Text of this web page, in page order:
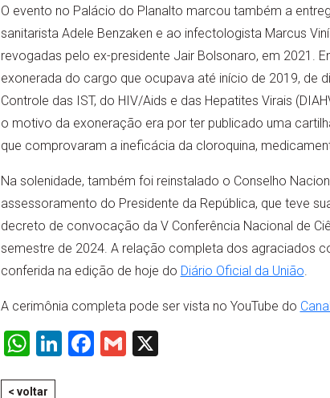
O evento no Palácio do Planalto marcou também a
sanitarista Adele Benzaken e ao infectologista Marcus
revogadas pelo ex-presidente Jair Bolsonaro, em 2021.
exonerada do cargo que ocupava até início de 2019, de
Controle das IST, do HIV/Aids e das Hepatites Virais
o motivo da exoneração era por ter publicado uma
que comprovaram a ineficácia da cloroquina,
Na solenidade, também foi reinstalado o Conselho
assessoramento do Presidente da República, que teve
decreto de convocação da V Conferência Nacional de
semestre de 2024. A relação completa dos agraciados
conferida na edição de hoje do Diário Oficial da União.
A cerimônia completa pode ser vista no YouTube do
WhatsApp
LinkedIn
Facebook
Gmail
X
< voltar